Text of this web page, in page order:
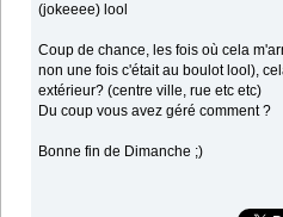
(jokeeee) lool
Coup de chance, les fois où cela
non une fois c'était au boulot lool),
extérieur? (centre ville, rue etc etc)
Du coup vous avez géré comment ?
Bonne fin de Dimanche ;)